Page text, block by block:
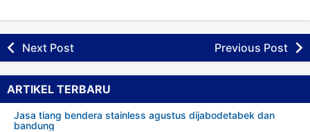
Next Post Previous Post
ARTIKEL TERBARU
Jasa tiang bendera stainless agustus dijabodetabek dan
bandung